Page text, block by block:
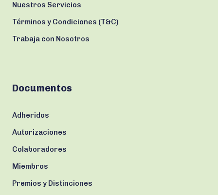
Nuestros Servicios
Términos y Condiciones (T&C)
Trabaja con Nosotros
Documentos
Adheridos
Autorizaciones
Colaboradores
Miembros
Premios y Distinciones